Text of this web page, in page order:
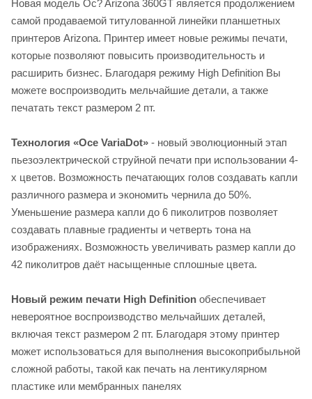
Новая модель Oc? Arizona 360GT является продолжением
самой продаваемой титулованной линейки планшетных
принтеров Arizona. Принтер имеет новые режимы печати,
которые позволяют повысить производительность и
расширить бизнес. Благодаря режиму High Definition Вы
можете воспроизводить мельчайшие детали, а также
печатать текст размером 2 пт.
Технология «Oce VariaDot» - новый эволюционный этап
пьезоэлектрической струйной печати при использовании 4-
х цветов. Возможность печатающих голов создавать капли
различного размера и экономить чернила до 50%.
Уменьшение размера капли до 6 пиколитров позволяет
создавать плавные градиенты и четверть тона на
изображениях. Возможность увеличивать размер капли до
42 пиколитров даёт насыщенные сплошные цвета.
Новый режим печати High Definition обеспечивает
невероятное воспроизводство мельчайших деталей,
включая текст размером 2 пт. Благодаря этому принтер
может использоваться для выполнения высокоприбыльной
сложной работы, такой как печать на лентикулярном
пластике или мембранных панелях